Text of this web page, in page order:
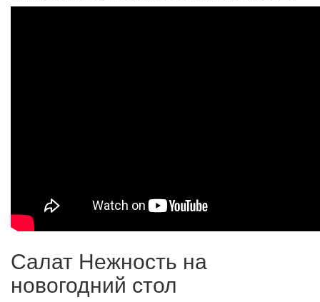
Салат Нежность на
новогодний стол